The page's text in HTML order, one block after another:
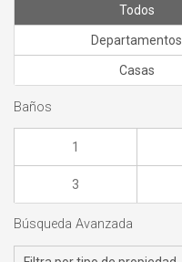
Todos
Departamentos
Casas
Baños
1
3
Búsqueda Avanzada